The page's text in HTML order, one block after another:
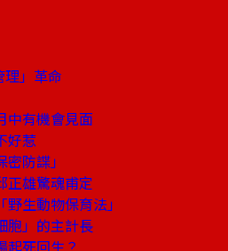
」革命
中有機會見面
好惹
防諜」
正雄驚魂甫定
生動物保育法」
胞」的主計長
起死回生？